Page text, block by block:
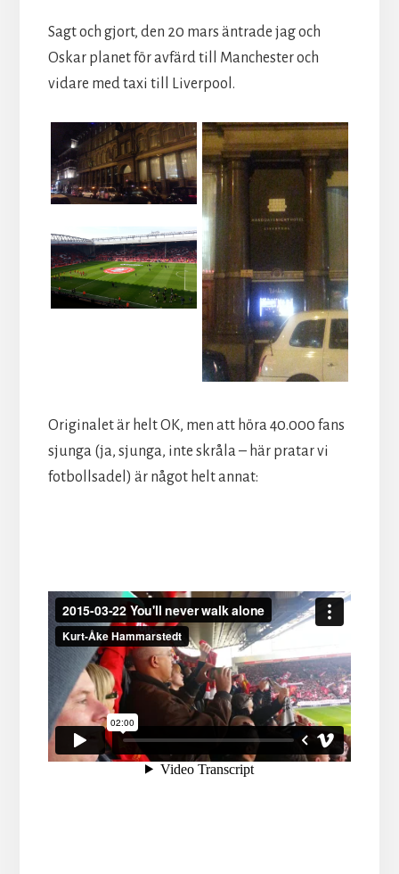
Sagt och gjort, den 20 mars äntrade jag och
Oskar planet för avfärd till Manchester och
vidare med taxi till Liverpool.
Originalet är helt OK, men att höra 40.000 fans
sjunga (ja, sjunga, inte skråla – här pratar vi
fotbollsadel) är något helt annat: